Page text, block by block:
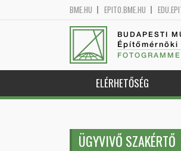
BME.HU EPITO.BME.HU
BUDAPESTI
ELÉRHETŐSÉG
ÜGYVIVŐ SZAKÉRTŐ